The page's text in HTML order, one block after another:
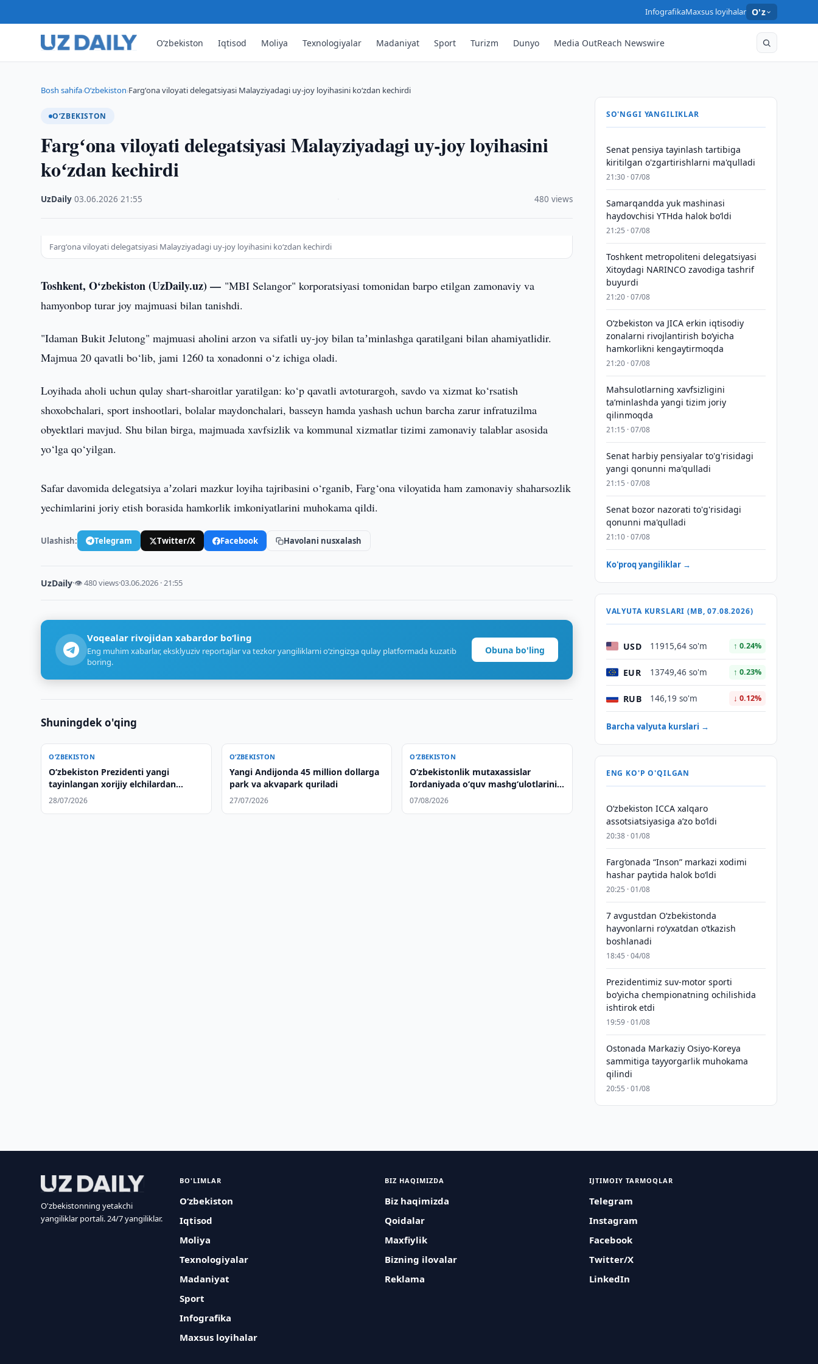
InfografikaMaxsus loyihalar O'z
O‘zbekiston Iqtisod Moliya Texnologiyalar Madaniyat Sport Turizm Dunyo Media OutReach Newswire
Bosh sahifa›O‘zbekiston›Fargʻona viloyati delegatsiyasi Malayziyadagi uy-joy loyihasini koʻzdan kechirdi
O‘ZBEKISTON
Fargʻona viloyati delegatsiyasi Malayziyadagi uy-joy loyihasini
koʻzdan kechirdi
UzDaily ·03.06.2026 ·21:55 480 views
Fargʻona viloyati delegatsiyasi Malayziyadagi uy-joy loyihasini koʻzdan kechirdi
Toshkent, O‘zbekiston (UzDaily.uz) — "MBI Selangor" korporatsiyasi tomonidan barpo etilgan zamonaviy va
hamyonbop turar joy majmuasi bilan tanishdi.
"Idaman Bukit Jelutong" majmuasi aholini arzon va sifatli uy-joy bilan taʼminlashga qaratilgani bilan ahamiyatlidir.
Majmua 20 qavatli bo‘lib, jami 1260 ta xonadonni o‘z ichiga oladi.
Loyihada aholi uchun qulay shart-sharoitlar yaratilgan: ko‘p qavatli avtoturargoh, savdo va xizmat ko‘rsatish
shoxobchalari, sport inshootlari, bolalar maydonchalari, basseyn hamda yashash uchun barcha zarur infratuzilma
obyektlari mavjud. Shu bilan birga, majmuada xavfsizlik va kommunal xizmatlar tizimi zamonaviy talablar asosida
yo‘lga qo‘yilgan.
Safar davomida delegatsiya aʼzolari mazkur loyiha tajribasini o‘rganib, Farg‘ona viloyatida ham zamonaviy shaharsozlik
yechimlarini joriy etish borasida hamkorlik imkoniyatlarini muhokama qildi.
Ulashish: Telegram Twitter/X Facebook Havolani nusxalash
UzDaily·👁 480 views·03.06.2026 · 21:55
Voqealar rivojidan xabardor bo‘ling
Eng muhim xabarlar, eksklyuziv reportajlar va tezkor yangiliklarni o‘zingizga qulay platformada kuzatib
boring.
Obuna bo'ling
Shuningdek o'qing
O‘ZBEKISTON
Oʻzbekiston Prezidenti yangi
tayinlangan xorijiy elchilardan
ishonch yorliqlarini qabul qildi
28/07/2026
O‘ZBEKISTON
Yangi Andijonda 45 million dollarga
park va akvapark quriladi
27/07/2026
O‘ZBEKISTON
Oʻzbekistonlik mutaxassislar
Iordaniyada oʻquv mashgʻulotlarini
yakunladilar
07/08/2026
SO'NGGI YANGILIKLAR
Senat pensiya tayinlash tartibiga
kiritilgan o'zgartirishlarni ma'qulladi
21:30 · 07/08
Samarqandda yuk mashinasi
haydovchisi YTHda halok bo‘ldi
21:25 · 07/08
Toshkent metropoliteni delegatsiyasi
Xitoydagi NARINCO zavodiga tashrif
buyurdi
21:20 · 07/08
Oʻzbekiston va JICA erkin iqtisodiy
zonalarni rivojlantirish boʻyicha
hamkorlikni kengaytirmoqda
21:20 · 07/08
Mahsulotlarning xavfsizligini
taʼminlashda yangi tizim joriy
qilinmoqda
21:15 · 07/08
Senat harbiy pensiyalar to'g'risidagi
yangi qonunni ma'qulladi
21:15 · 07/08
Senat bozor nazorati to'g'risidagi
qonunni ma'qulladi
21:10 · 07/08
Ko'proq yangiliklar →
VALYUTA KURSLARI (MB, 07.08.2026)
USD 11915,64 so'm ↑ 0.24%
EUR 13749,46 so'm ↑ 0.23%
RUB 146,19 so'm ↓ 0.12%
Barcha valyuta kurslari →
ENG KO'P O'QILGAN
O‘zbekiston ICCA xalqaro
assotsiatsiyasiga aʼzo bo‘ldi
20:38 · 01/08
Farg‘onada “Inson” markazi xodimi
hashar paytida halok bo‘ldi
20:25 · 01/08
7 avgustdan O‘zbekistonda
hayvonlarni ro‘yxatdan o‘tkazish
boshlanadi
18:45 · 04/08
Prezidentimiz suv-motor sporti
bo‘yicha chempionatning ochilishida
ishtirok etdi
19:59 · 01/08
Ostonada Markaziy Osiyo-Koreya
sammitiga tayyorgarlik muhokama
qilindi
20:55 · 01/08
O'zbekistonning yetakchi
yangiliklar portali. 24/7 yangiliklar.
BO'LIMLAR
O‘zbekiston
Iqtisod
Moliya
Texnologiyalar
Madaniyat
Sport
Infografika
Maxsus loyihalar
BIZ HAQIMIZDA
Biz haqimizda
Qoidalar
Maxfiylik
Bizning ilovalar
Reklama
IJTIMOIY TARMOQLAR
Telegram
Instagram
Facebook
Twitter/X
LinkedIn